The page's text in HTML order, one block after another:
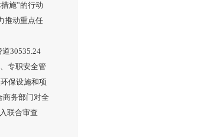
施”的行动
推动重点任
30535.24
专职安全管
保设施和项
商务部门对全
联合审查